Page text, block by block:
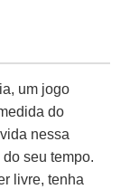
um jogo
do
nessa
seu tempo.
livre, tenha